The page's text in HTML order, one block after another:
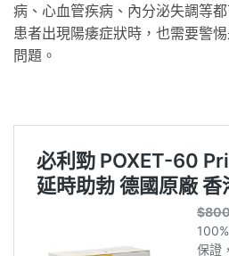
病、心血管疾病、內分泌失調等
患者出現陽痿症狀時，也需要警
問題。